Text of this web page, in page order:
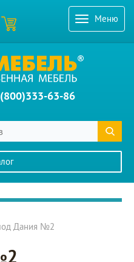
Меню
(800)333-63-86
Дания №2